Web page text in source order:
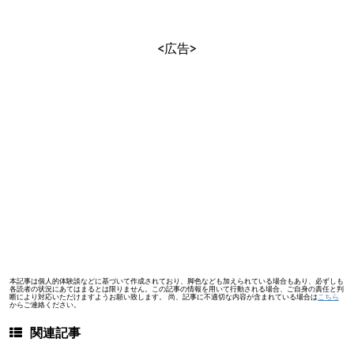
<広告>
本記事は個人的体験談などに基づいて作成されており、脚色なども加えられている場合もあり、必ずしも
各読者の状況にあてはまるとは限りません。この記事の情報を用いて行動される場合、ご自身の責任と判
断により対応いただけますようお願い致します。 尚、記事に不適切な内容が含まれている場合はこちら
からご連絡ください。
関連記事